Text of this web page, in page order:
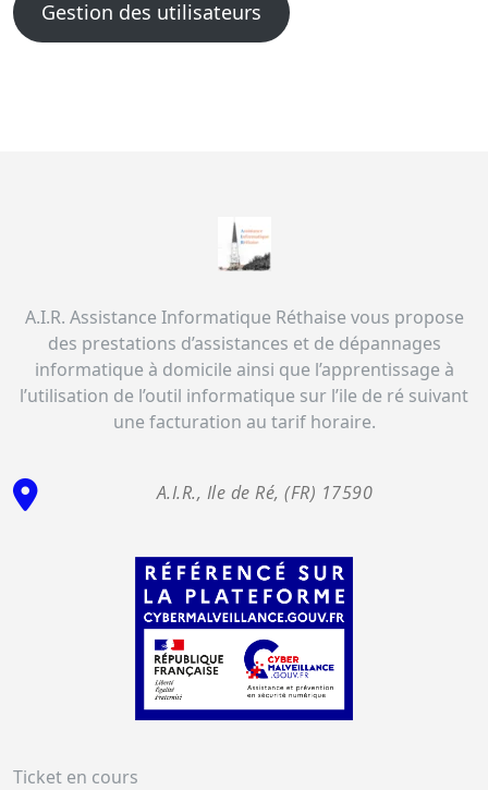
Gestion des utilisateurs
A.I.R. Assistance Informatique Réthaise vous propose
des prestations d’assistances et de dépannages
informatique à domicile ainsi que l’apprentissage à
l’utilisation de l’outil informatique sur l’ile de ré suivant
une facturation au tarif horaire.
A.I.R., Ile de Ré, (FR) 17590
Ticket en cours